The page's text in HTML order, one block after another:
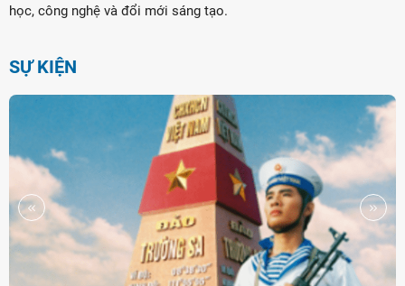
học, công nghệ và đổi mới sáng tạo.
SỰ KIỆN